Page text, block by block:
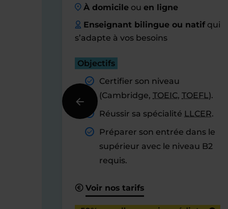
À domicileou en ligne
Enseignant bilingue ou natifqui
s’adapte à vos besoins
Objectifs
Certifier son niveau
(Cambridge, TOEIC, TOEFL).
Réussir sa spécialité LLCER.
Préparer son entrée dans le
supérieur avec le niveau B2
requis.
Voir nos tarifs